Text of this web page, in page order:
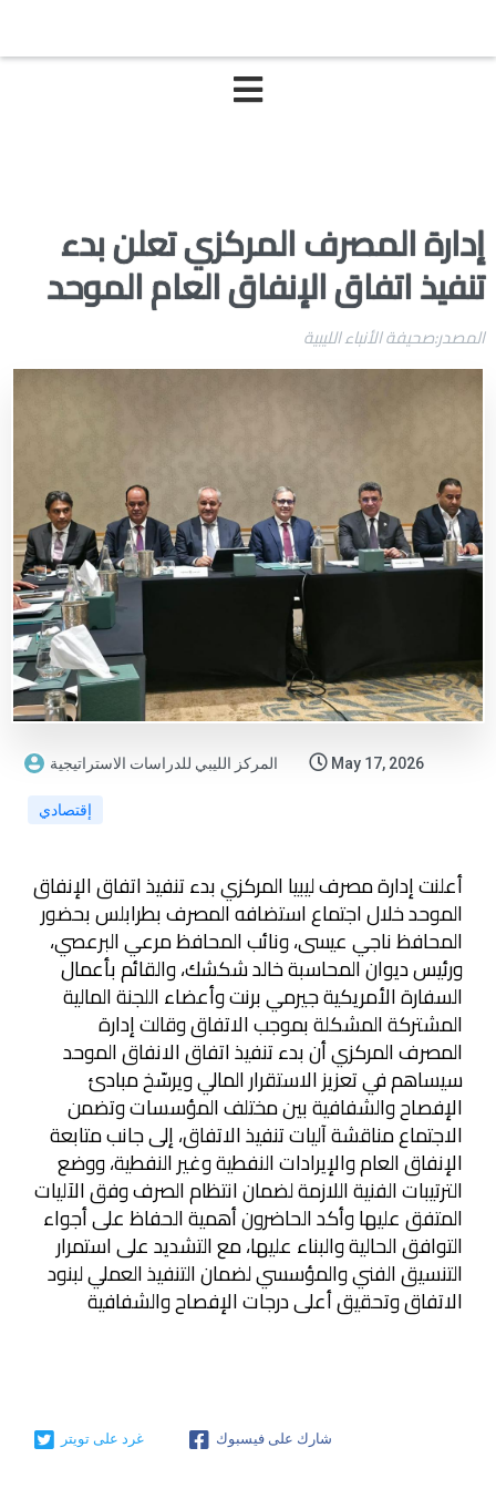
إدارة المصرف المركزي تعلن بدء
تنفيذ اتفاق الإنفاق العام الموحد
المصدر:صحيفة الأنباء الليبية
المركز الليبي للدراسات الاستراتيجية May 17, 2026
إقتصادي
أعلنت إدارة مصرف ليبيا المركزي بدء تنفيذ اتفاق الإنفاق
الموحد خلال اجتماع استضافه المصرف بطرابلس بحضور
المحافظ ناجي عيسى، ونائب المحافظ مرعي البرعصي،
ورئيس ديوان المحاسبة خالد شكشك، والقائم بأعمال
السفارة الأمريكية جيرمي برنت وأعضاء اللجنة المالية
المشتركة المشكلة بموجب الاتفاق وقالت إدارة
المصرف المركزي أن بدء تنفيذ اتفاق الانفاق الموحد
سيساهم في تعزيز الاستقرار المالي ويرسّخ مبادئ
الإفصاح والشفافية بين مختلف المؤسسات وتضمن
الاجتماع مناقشة آليات تنفيذ الاتفاق، إلى جانب متابعة
الإنفاق العام والإيرادات النفطية وغير النفطية، ووضع
الترتيبات الفنية اللازمة لضمان انتظام الصرف وفق الآليات
المتفق عليها وأكد الحاضرون أهمية الحفاظ على أجواء
التوافق الحالية والبناء عليها، مع التشديد على استمرار
التنسيق الفني والمؤسسي لضمان التنفيذ العملي لبنود
الاتفاق وتحقيق أعلى درجات الإفصاح والشفافية
غرد على تويتر شارك على فيسبوك